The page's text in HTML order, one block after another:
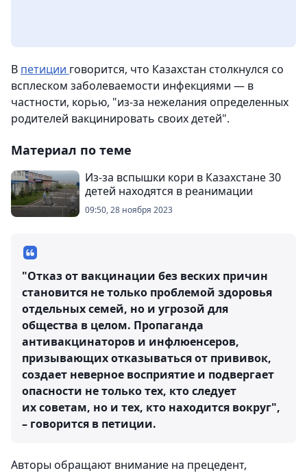
В петиции говорится, что Казахстан столкнулся со
всплеском заболеваемости инфекциями — в
частности, корью, "из-за нежелания определенных
родителей вакцинировать своих детей".
Материал по теме
Из-за вспышки кори в Казахстане 30
детей находятся в реанимации
09:50, 28 ноября 2023
"Отказ от вакцинации без веских причин
становится не только проблемой здоровья
отдельных семей, но и угрозой для
общества в целом. Пропаганда
антивакцинаторов и инфлюенсеров,
призывающих отказываться от прививок,
создает неверное восприятие и подвергает
опасности не только тех, кто следует
их советам, но и тех, кто находится вокруг",
– говорится в петиции.
Авторы обращают внимание на прецедент,